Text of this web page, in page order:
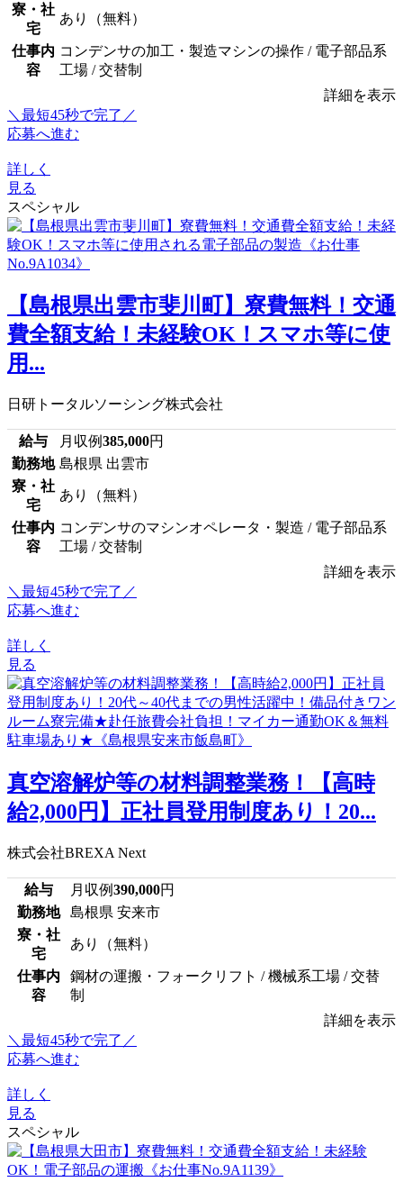
寮・社
宅
あり（無料）
仕事内
容
コンデンサの加工・製造マシンの操作 / 電子部品系
工場 / 交替制
詳細を表示
＼最短45秒で完了／
応募へ進む
詳しく
見る
スペシャル
【島根県出雲市斐川町】寮費無料！交通
費全額支給！未経験OK！スマホ等に使
用...
日研トータルソーシング株式会社
給与 月収例385,000円
勤務地 島根県 出雲市
寮・社
宅
あり（無料）
仕事内
容
コンデンサのマシンオペレータ・製造 / 電子部品系
工場 / 交替制
詳細を表示
＼最短45秒で完了／
応募へ進む
詳しく
見る
真空溶解炉等の材料調整業務！【高時
給2,000円】正社員登用制度あり！20...
株式会社BREXA Next
給与 月収例390,000円
勤務地
島根県 安来市
寮・社
宅
あり（無料）
仕事内
容
鋼材の運搬・フォークリフト / 機械系工場 / 交替
制
詳細を表示
＼最短45秒で完了／
応募へ進む
詳しく
見る
スペシャル